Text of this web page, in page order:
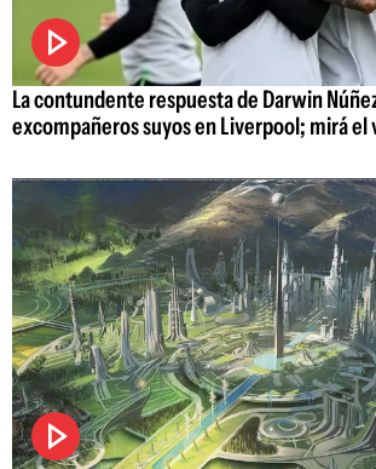
La contundente respuesta de Darwin
excompañeros suyos en Liverpool; mirá el